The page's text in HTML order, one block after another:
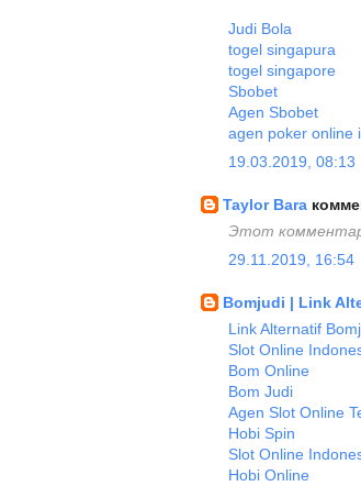
Judi Bola
togel singapura
togel singapore
Sbobet
Agen Sbobet
agen poker online
19.03.2019, 08:13
Taylor Bara
Этот
29.11.2019, 16:54
Bomjudi | Link
Link Alternatif
Slot Online
Bom Online
Bom Judi
Agen Slot Online
Hobi Spin
Slot Online
Hobi Online